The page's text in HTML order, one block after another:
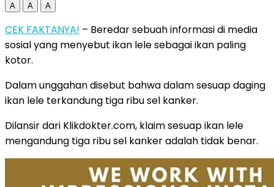
A A A
CEK FAKTANYA! – Beredar sebuah informasi di media
sosial yang menyebut ikan lele sebagai ikan paling
kotor.
Dalam unggahan disebut bahwa dalam sesuap daging
ikan lele terkandung tiga ribu sel kanker.
Dilansir dari Klikdokter.com, klaim sesuap ikan lele
mengandung tiga ribu sel kanker adalah tidak benar.